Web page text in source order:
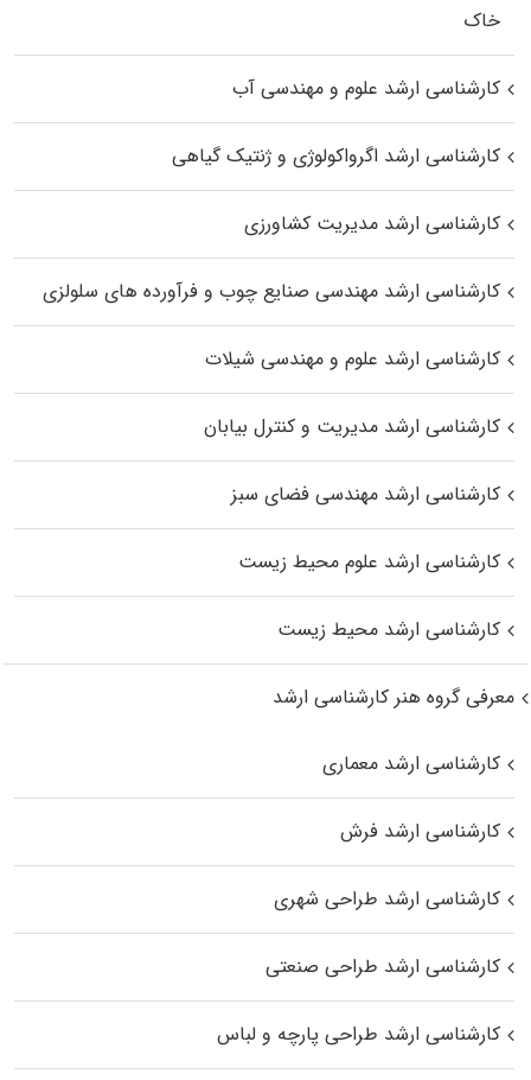
خاک
کارشناسی ارشد علوم و مهندسی آب
کارشناسی ارشد اگرواکولوژی و ژنتیک گیاهی
کارشناسی ارشد مدیریت کشاورزی
کارشناسی ارشد مهندسی صنایع چوب و فرآورده‌ های سلولزی
کارشناسی ارشد علوم و مهندسی شیلات
کارشناسی ارشد مدیریت و کنترل بیابان
کارشناسی ارشد مهندسی فضای سبز
کارشناسی ارشد علوم محیط‌ زیست
کارشناسی ارشد محیط زیست
معرفی گروه هنر کارشناسی ارشد
کارشناسی ارشد معماری
کارشناسی ارشد فرش
کارشناسی ارشد طراحی شهری
کارشناسی ارشد طراحی صنعتی
کارشناسی ارشد طراحی پارچه و لباس